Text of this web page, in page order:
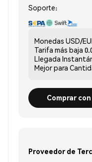
Soporte:
Monedas USD/
Tarifa más baja
Llegada
Mejor para
Comprar
Proveedor de